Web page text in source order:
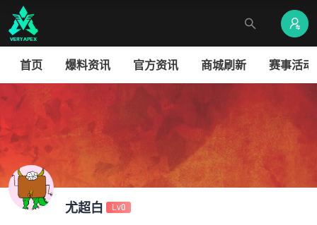
首页 爆料资讯 官方资讯 商城刷新 赛事活动
尤超白 Lv0